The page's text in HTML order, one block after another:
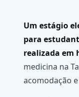
Um estágio
para
realizada em
medicina na
acomodação